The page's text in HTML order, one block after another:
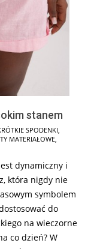
stanem
SPODENKI
MATERIAŁOWE
dynamiczny i
która nigdy nie
symbolem
do
na wieczorne
co dzień? W